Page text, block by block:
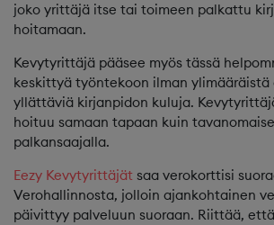
joko yrittäjä itse tai toimeen palkattu
hoitamaan.
Kevytyrittäjä pääsee myös tässä
keskittyä työntekoon ilman
yllättäviä kirjanpidon kuluja.
hoituu samaan tapaan kuin
palkansaajalla.
Eezy Kevytyrittäjät saa verokorttisi
Verohallinnosta, jolloin ajankohtainen
päivittyy palveluun suoraan. Riittää,